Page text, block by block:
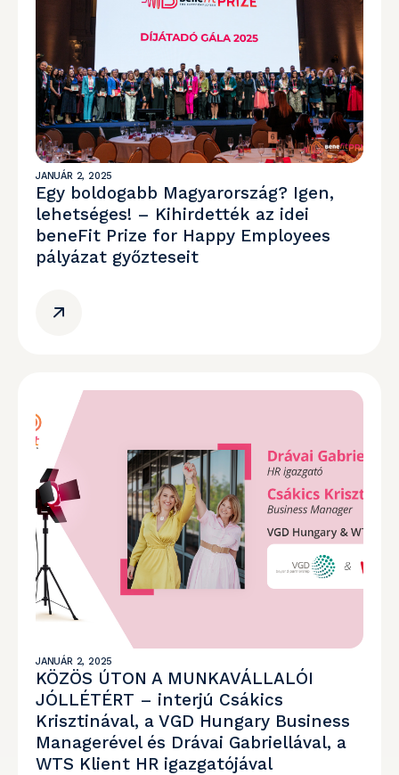
JANUÁR 2, 2025
Egy boldogabb Magyarország? Igen,
lehetséges! – Kihirdették az idei
beneFit Prize for Happy Employees
pályázat győzteseit
JANUÁR 2, 2025
KÖZÖS ÚTON A MUNKAVÁLLALÓI
JÓLLÉTÉRT – interjú Csákics
Krisztinával, a VGD Hungary Business
Managerével és Drávai Gabriellával, a
WTS Klient HR igazgatójával